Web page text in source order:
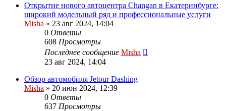
Открытие нового автоцентра Changan в Екатеринбурге:
широкий модельный ряд и профессиональные услуги
Misha » 23 авг 2024, 14:04
0 Ответы
608 Просмотры
Последнее сообщение Misha
23 авг 2024, 14:04
Обзор автомобиля Jetour Dashing
Misha » 20 июн 2024, 12:39
0 Ответы
637 Просмотры